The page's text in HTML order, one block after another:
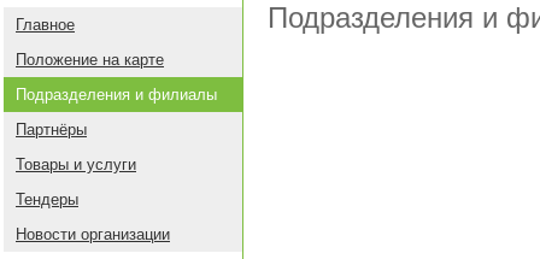
Главное
Положение на карте
Подразделения и филиалы
Партнёры
Товары и услуги
Тендеры
Новости организации
Подразделения и